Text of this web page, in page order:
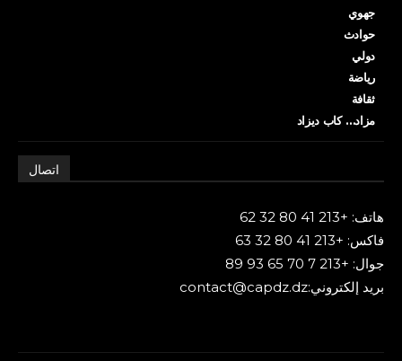
جهوي
حوادث
دولي
رياضة
ثقافة
مزاد… كاب ديزاد
اتصال
هاتف: +213 41 80 32 62
فاكس: +213 41 80 32 63
جوال: +213 7 70 65 93 89
بريد إلكتروني:contact@capdz.dz